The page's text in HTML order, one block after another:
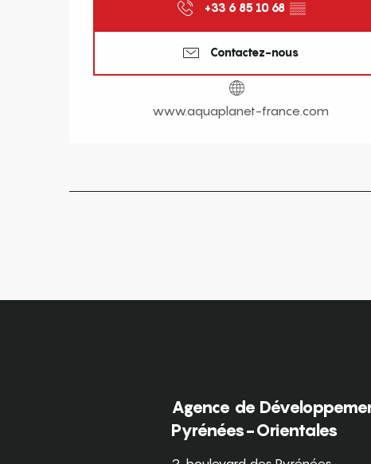
+33 6 85 10 68 ▒▒
Contactez-nous
www.aquaplanet-france.com
Agence de
Pyrénées-Orientales